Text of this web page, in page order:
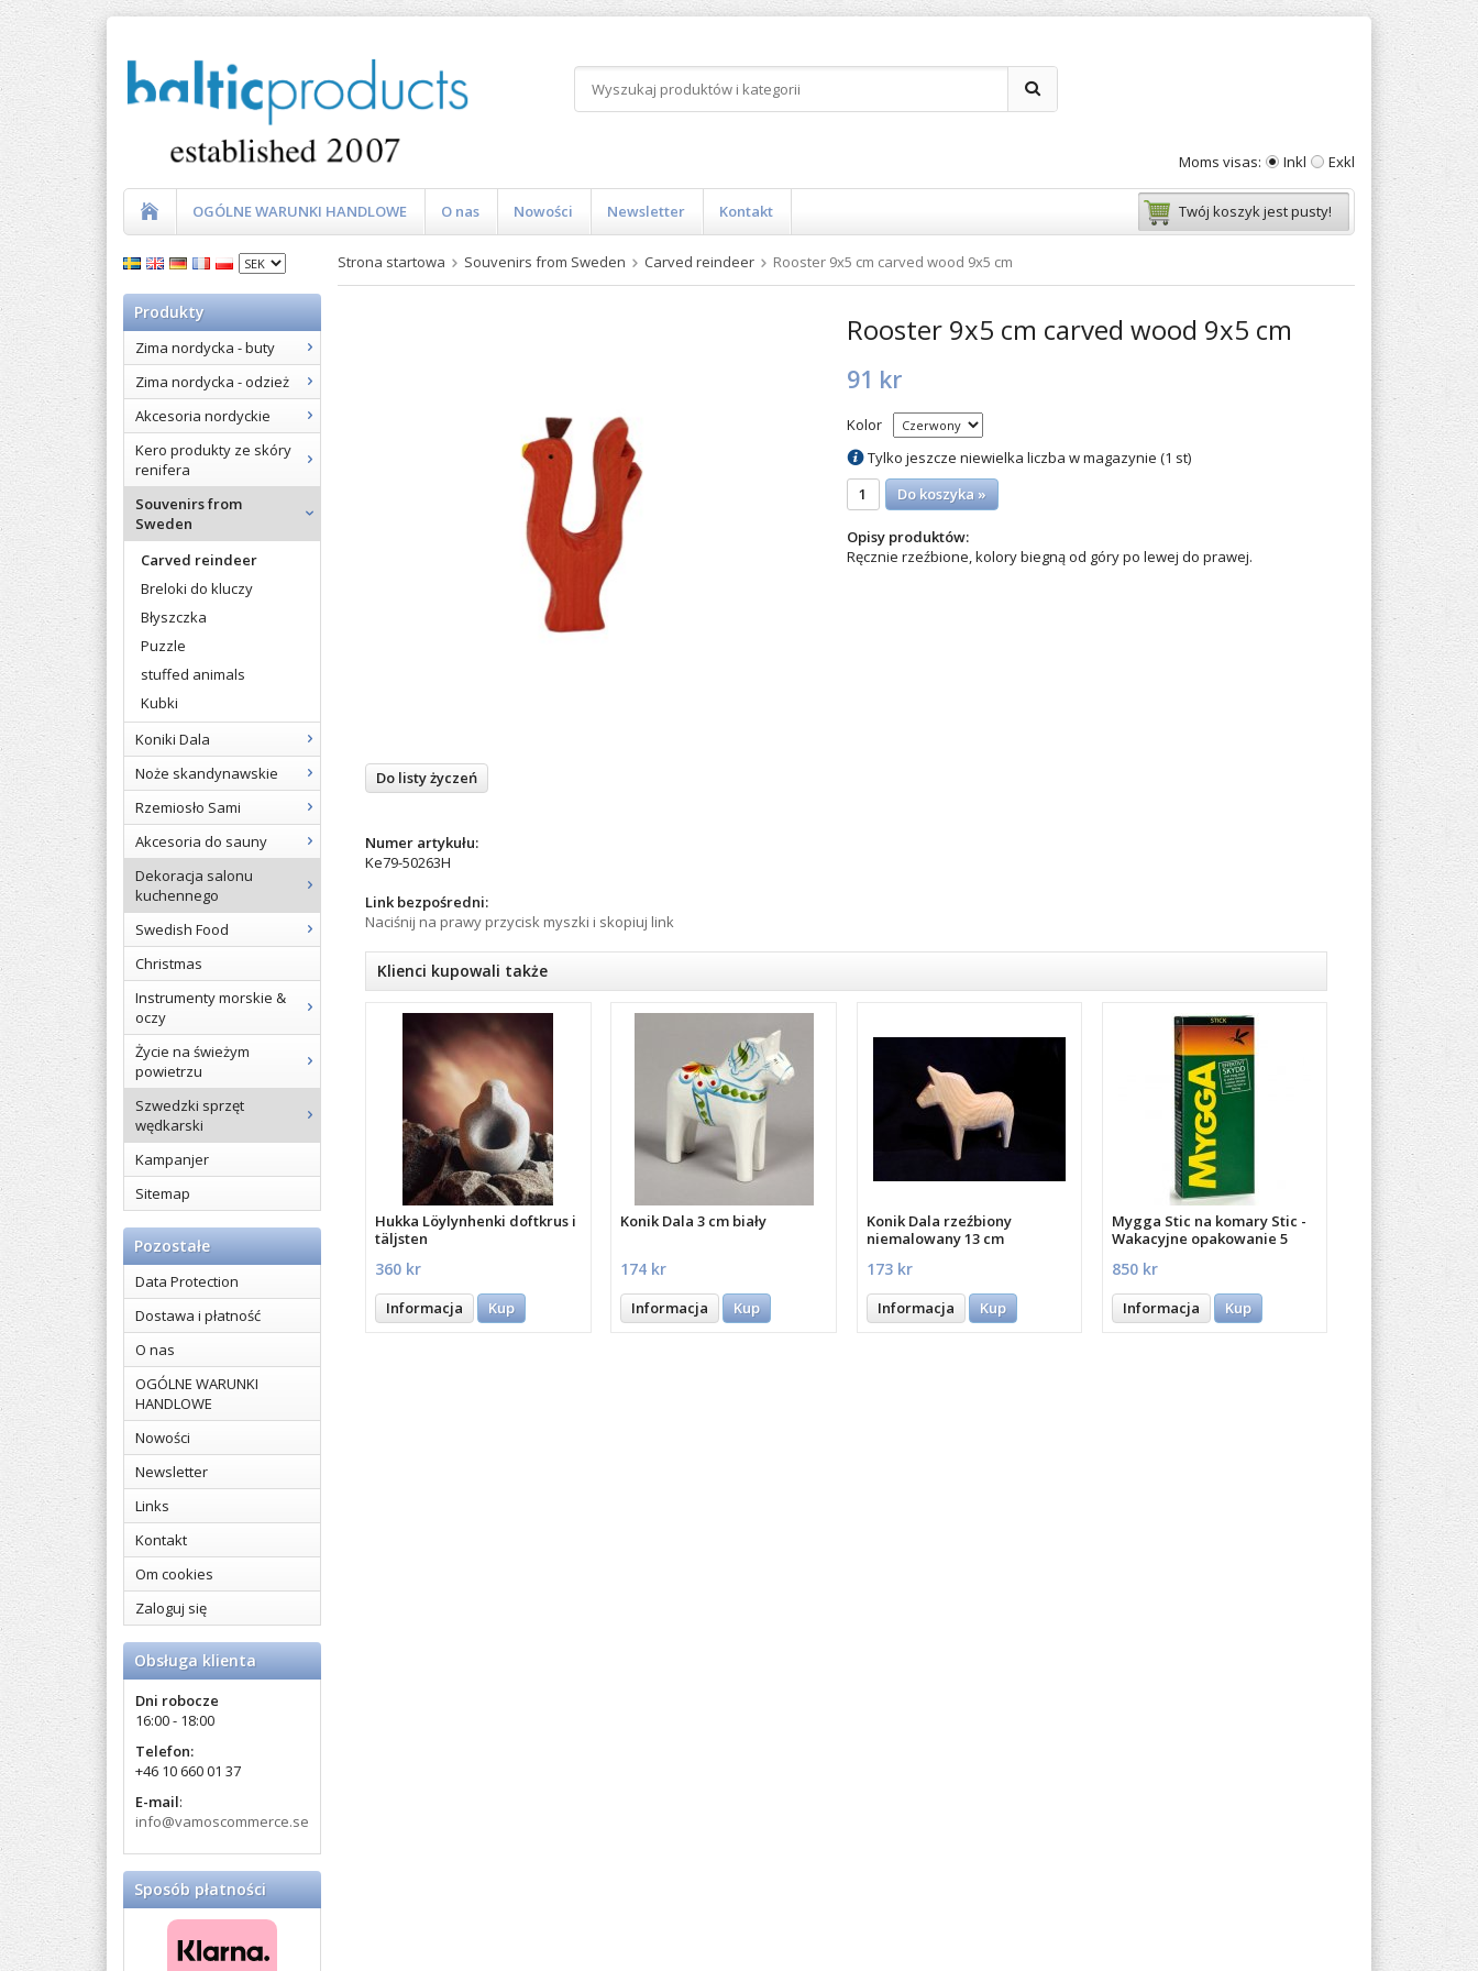
Moms visas: Inkl Exkl
OGÓLNE WARUNKI HANDLOWE O nas Nowości Newsletter Kontakt Twój koszyk jest pusty!
Produkty
Zima nordycka - buty
Zima nordycka - odzież
Akcesoria nordyckie
Kero produkty ze skóry
renifera
Souvenirs from
Sweden
Carved reindeer
Breloki do kluczy
Błyszczka
Puzzle
stuffed animals
Kubki
Koniki Dala
Noże skandynawskie
Rzemiosło Sami
Akcesoria do sauny
Dekoracja salonu
kuchennego
Swedish Food
Christmas
Instrumenty morskie &
oczy
Życie na świeżym
powietrzu
Szwedzki sprzęt
wędkarski
Kampanjer
Sitemap
Pozostałe
Data Protection
Dostawa i płatność
O nas
OGÓLNE WARUNKI
HANDLOWE
Nowości
Newsletter
Links
Kontakt
Om cookies
Zaloguj się
Obsługa klienta
Dni robocze
16:00 - 18:00
Telefon:
+46 10 660 01 37
E-mail:
info@vamoscommerce.se
Sposób płatności
Strona startowa Souvenirs from Sweden Carved reindeer Rooster 9x5 cm carved wood 9x5 cm
Rooster 9x5 cm carved wood 9x5 cm
91 kr
Kolor
Tylko jeszcze niewielka liczba w magazynie (1 st)
Do koszyka »
Opisy produktów:
Ręcznie rzeźbione, kolory biegną od góry po lewej do prawej.
Do listy życzeń
Numer artykułu:
Ke79-50263H
Link bezpośredni:
Naciśnij na prawy przycisk myszki i skopiuj link
Klienci kupowali także
Hukka Löylynhenki doftkrus i
täljsten
360 kr
Informacja Kup
Konik Dala 3 cm biały
174 kr
Informacja Kup
Konik Dala rzeźbiony
niemalowany 13 cm
173 kr
Informacja Kup
Mygga Stic na komary Stic -
Wakacyjne opakowanie 5
850 kr
Informacja Kup